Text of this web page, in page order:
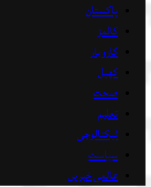
پاکستان
کالمز
کاروبار
کھیل
صحت
تعلیم
ٹیکنالوجی
سیاست
عالمی خبریں